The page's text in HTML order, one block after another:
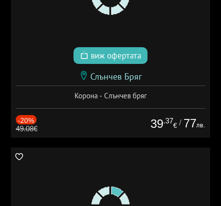
виж офертата
Слънчев Бряг
Корона - Слънчев бряг
-20%
49.08€ 39.37
€ / 77лв.